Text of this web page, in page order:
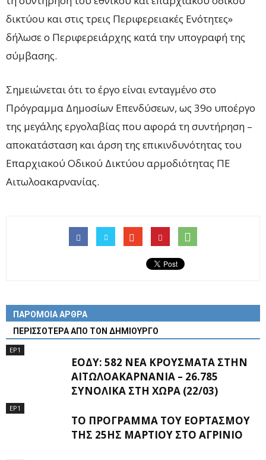
δικτύου και στις τρεις Περιφερειακές Ενότητες»
δήλωσε ο Περιφερειάρχης κατά την υπογραφή της
σύμβασης.
Σημειώνεται ότι το έργο είναι ενταγμένο στο
Πρόγραμμα Δημοσίων Επενδύσεων, ως 39ο υποέργο
της μεγάλης εργολαβίας που αφορά τη συντήρηση –
αποκατάσταση και άρση της επικινδυνότητας του
Επαρχιακού Οδικού Δικτύου αρμοδιότητας ΠΕ
Αιτωλοακαρνανίας.
ΠΑΡΟΜΟΙΑ ΑΡΘΡΑ
ΠΕΡΙΣΣΟΤΕΡΑ ΑΠΟ ΤΟΝ ΔΗΜΙΟΥΡΓΟ
EP1
ΕΟΔΥ: 582 ΝΈΑ ΚΡΟΎΣΜΑΤΑ ΣΤΗΝ
ΑΙΤΩΛΟΑΚΑΡΝΑΝΊΑ – 26.785
ΣΥΝΟΛΙΚΆ ΣΤΗ ΧΏΡΑ (22/03)
EP1
ΤΟ ΠΡΌΓΡΑΜΜΑ ΤΟΥ ΕΟΡΤΑΣΜΟΎ
ΤΗΣ 25ΗΣ ΜΑΡΤΊΟΥ ΣΤΟ ΑΓΡΊΝΙΟ